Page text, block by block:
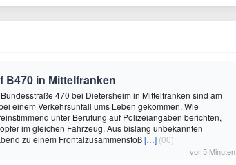
B470 in Mittelfranken
470 bei Dietersheim in Mittelfranken sind am
einem Verkehrsunfall ums Leben gekommen. Wie
unter Berufung auf Polizeiangaben berichten,
im gleichen Fahrzeug. Aus bislang unbekannten
zu einem Frontalzusammenstoß[…] (00)
vor 5 Minuten